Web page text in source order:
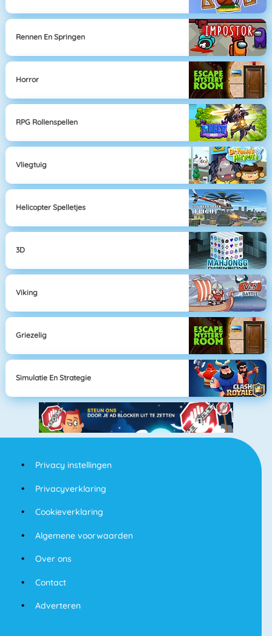
Rennen En Springen
Horror
RPG Rollenspellen
Vliegtuig
Helicopter Spelletjes
3D
Viking
Griezelig
Simulatie En Strategie
Privacy instellingen
Privacyverklaring
Cookieverklaring
Algemene voorwaarden
Over ons
Contact
Adverteren